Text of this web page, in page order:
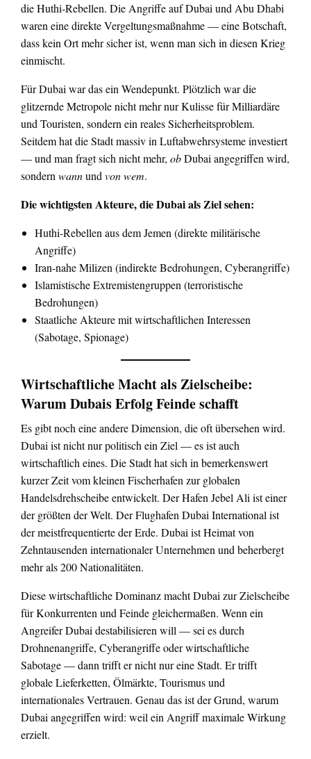
die Huthi-Rebellen. Die Angriffe auf Dubai und Abu Dhabi
waren eine direkte Vergeltungsmaßnahme — eine Botschaft,
dass kein Ort mehr sicher ist, wenn man sich in diesen Krieg
einmischt.
Für Dubai war das ein Wendepunkt. Plötzlich war die
glitzernde Metropole nicht mehr nur Kulisse für Milliardäre
und Touristen, sondern ein reales Sicherheitsproblem.
Seitdem hat die Stadt massiv in Luftabwehrsysteme investiert
— und man fragt sich nicht mehr, obDubai angegriffen wird,
sondernwannundvon wem.
Die wichtigsten Akteure, die Dubai als Ziel sehen:
Huthi-Rebellen aus dem Jemen (direkte militärische
Angriffe)
Iran-nahe Milizen (indirekte Bedrohungen, Cyberangriffe)
Islamistische Extremistengruppen (terroristische
Bedrohungen)
Staatliche Akteure mit wirtschaftlichen Interessen
(Sabotage, Spionage)
Wirtschaftliche Macht als Zielscheibe:
Warum Dubais Erfolg Feinde schafft
Es gibt noch eine andere Dimension, die oft übersehen wird.
Dubai ist nicht nur politisch ein Ziel — es ist auch
wirtschaftlich eines. Die Stadt hat sich in bemerkenswert
kurzer Zeit vom kleinen Fischerhafen zur globalen
Handelsdrehscheibe entwickelt. Der Hafen Jebel Ali ist einer
der größten der Welt. Der Flughafen Dubai International ist
der meistfrequentierte der Erde. Dubai ist Heimat von
Zehntausenden internationaler Unternehmen und beherbergt
mehr als 200 Nationalitäten.
Diese wirtschaftliche Dominanz macht Dubai zur Zielscheibe
für Konkurrenten und Feinde gleichermaßen. Wenn ein
Angreifer Dubai destabilisieren will — sei es durch
Drohnenangriffe, Cyberangriffe oder wirtschaftliche
Sabotage — dann trifft er nicht nur eine Stadt. Er trifft
globale Lieferketten, Ölmärkte, Tourismus und
internationales Vertrauen. Genau das ist der Grund, warum
Dubai angegriffen wird: weil ein Angriff maximale Wirkung
erzielt.